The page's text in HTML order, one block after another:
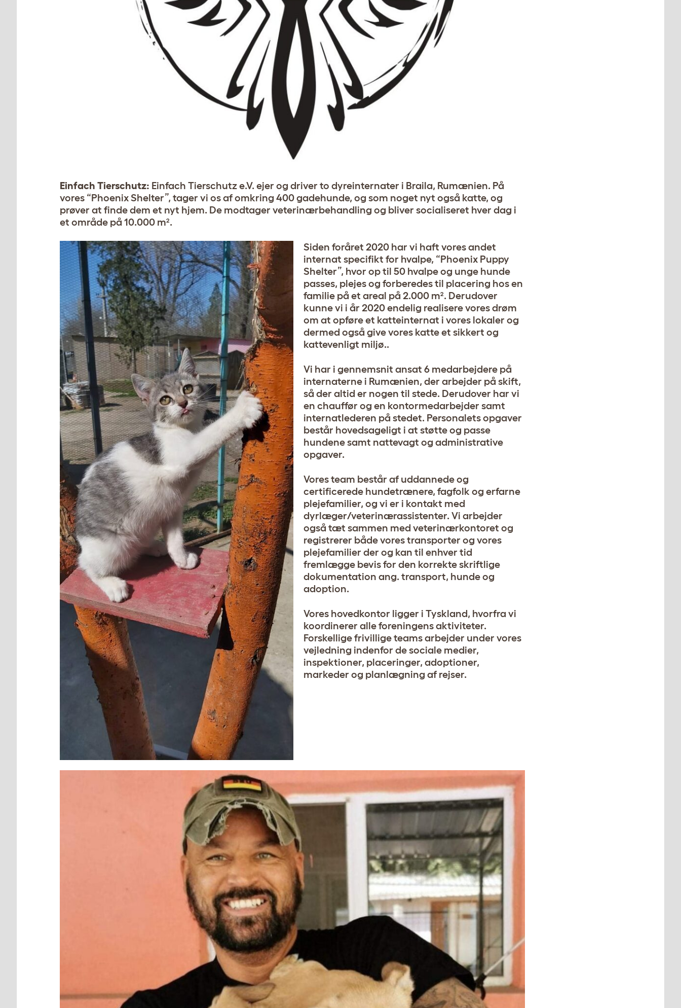
Einfach Tierschutz: Einfach Tierschutz e.V. ejer og driver to dyreinternater i Braila, Rumænien. På
vores “Phoenix Shelter”, tager vi os af omkring 400 gadehunde, og som noget nyt også katte, og
prøver at finde dem et nyt hjem. De modtager veterinærbehandling og bliver socialiseret hver dag i
et område på 10.000 m².
Siden foråret 2020 har vi haft vores andet
internat specifikt for hvalpe, “Phoenix Puppy
Shelter”, hvor op til 50 hvalpe og unge hunde
passes, plejes og forberedes til placering hos en
familie på et areal på 2.000 m². Derudover
kunne vi i år 2020 endelig realisere vores drøm
om at opføre et katteinternat i vores lokaler og
dermed også give vores katte et sikkert og
kattevenligt miljø..
Vi har i gennemsnit ansat 6 medarbejdere på
internaterne i Rumænien, der arbejder på skift,
så der altid er nogen til stede. Derudover har vi
en chauffør og en kontormedarbejder samt
internatlederen på stedet. Personalets opgaver
består hovedsageligt i at støtte og passe
hundene samt nattevagt og administrative
opgaver.
Vores team består af uddannede og
certificerede hundetrænere, fagfolk og erfarne
plejefamilier, og vi er i kontakt med
dyrlæger/veterinærassistenter. Vi arbejder
også tæt sammen med veterinærkontoret og
registrerer både vores transporter og vores
plejefamilier der og kan til enhver tid
fremlægge bevis for den korrekte skriftlige
dokumentation ang. transport, hunde og
adoption.
Vores hovedkontor ligger i Tyskland, hvorfra vi
koordinerer alle foreningens aktiviteter.
Forskellige frivillige teams arbejder under vores
vejledning indenfor de sociale medier,
inspektioner, placeringer, adoptioner,
markeder og planlægning af rejser.